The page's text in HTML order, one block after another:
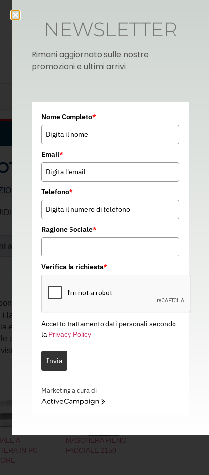
LIQUIDI
VISTA
– EN 166 1 S 3 N – 06E015
aggiuntive
antiurto. Efficace trattamento
lati della lente. Montatura isolante
elastica posteriore facilmente
anatomico. Completamente
A
IN PC
MASCHERA PIENO
FACCIALE 2150
NEWSLETTER
Rimani aggiornato sulle nostre
promozioni e ultimi arrivi
Nome Completo*
Email*
Telefono*
Ragione Sociale*
Verifica la richiesta*
Accetto trattamento dati personali secondo
la Privacy Policy
Invia
Marketing a cura di
ActiveCampaign